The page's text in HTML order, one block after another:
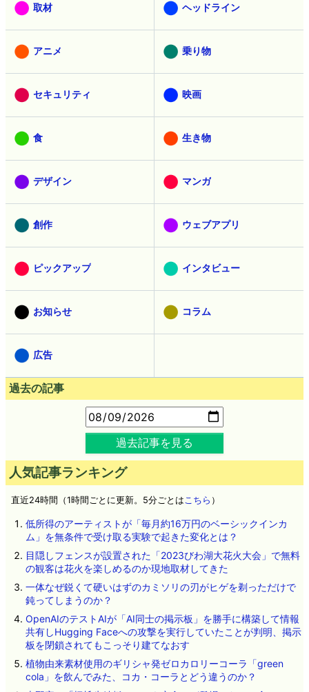
取材 ヘッドライン
アニメ 乗り物
セキュリティ 映画
食 生き物
デザイン マンガ
創作 ウェブアプリ
ピックアップ インタビュー
お知らせ コラム
広告
過去の記事
過去記事を見る
人気記事ランキング
直近24時間（1時間ごとに更新。5分ごとは こちら ）
低所得のアーティストが「毎月約16万円のベーシックインカ
ム」を無条件で受け取る実験で起きた変化とは？
目隠しフェンスが設置された「2023びわ湖大花火大会」で無料
の観客は花火を楽しめるのか現地取材してきた
一体なぜ鋭くて硬いはずのカミソリの刃がヒゲを剃っただけで
鈍ってしまうのか？
OpenAIのテストAIが「AI同士の掲示板」を勝手に構築して情報
共有しHugging Faceへの攻撃を実行していたことが判明、掲示
板を閉鎖されてもこっそり建てなおす
植物由来素材使用のギリシャ発ゼロカロリーコーラ「green
cola」を飲んでみた、コカ・コーラとどう違うのか？